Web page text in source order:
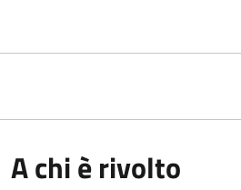
A chi è rivolto